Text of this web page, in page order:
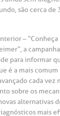
e exames
BP
são cerca de
–
a
para informar
é a mais
cada vez
sobre os
alternativas
mais